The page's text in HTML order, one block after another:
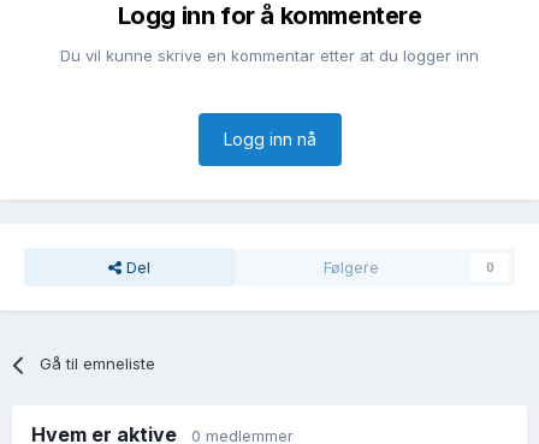
Logg inn for å kommentere
Du vil kunne skrive en kommentar etter at du logger inn
Logg inn nå
Del Følgere 0
Gå til emneliste
Hvem er aktive 0 medlemmer